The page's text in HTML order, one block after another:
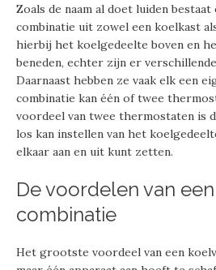
Zoals de naam al doet luiden
combinatie uit zowel een koelkast
hierbij het koelgedeelte boven en
beneden, echter zijn er
Daarnaast hebben ze vaak elk een
combinatie kan één of twee
voordeel van twee thermostaten is
los kan instellen van het
elkaar aan en uit kunt zetten.
De voordelen van
combinatie
Het grootste voordeel van een